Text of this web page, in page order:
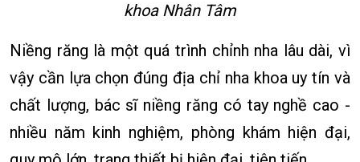
khoa Nhân Tâm
Niềng răng là một quá trình chỉnh nha lâu dài, vì
vậy cần lựa chọn đúng địa chỉ nha khoa uy tín và
chất lượng, bác sĩ niềng răng có tay nghề cao -
nhiều năm kinh nghiệm, phòng khám hiện đại,